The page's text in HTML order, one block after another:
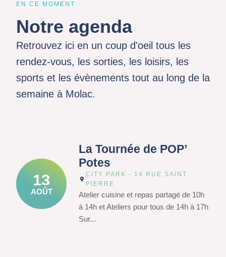
EN CE MOMENT
Notre agenda
Retrouvez ici en un coup d'oeil tous les
rendez-vous, les sorties, les loisirs, les
sports et les évènements tout au long de la
semaine à Molac.
13
AOÛT
La Tournée de POP’
Potes
CITY PARK - 14 RUE SAINT
PIERRE
Atelier cuisine et repas partagé de 10h
à 14h et Ateliers pour tous de 14h à 17h
Sur...